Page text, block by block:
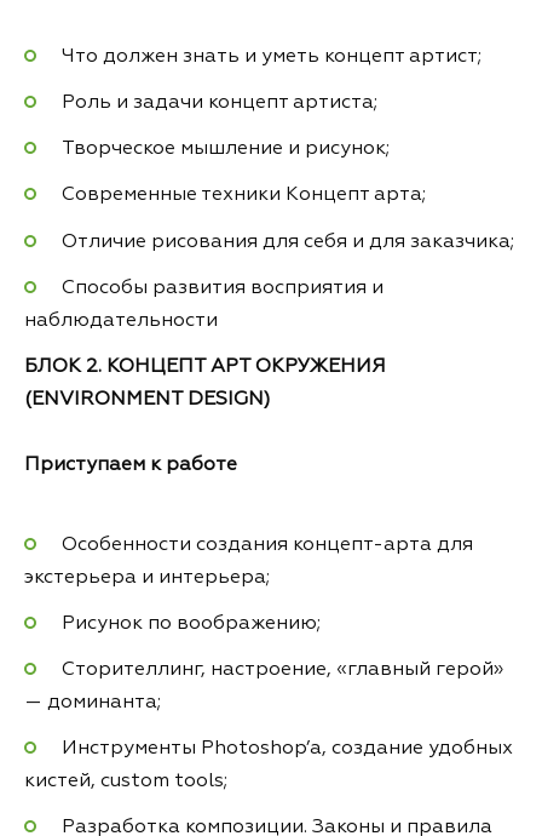
Что должен знать и уметь концепт артист;
Роль и задачи концепт артиста;
Творческое мышление и рисунок;
Современные техники Концепт арта;
Отличие рисования для себя и для заказчика;
Способы развития восприятия и
наблюдательности
БЛОК 2. КОНЦЕПТ АРТ ОКРУЖЕНИЯ
(ENVIRONMENT DESIGN)
Приступаем к работе
Особенности создания концепт-арта для
экстерьера и интерьера;
Рисунок по воображению;
Сторителлинг, настроение, «главный герой»
— доминанта;
Инструменты Photoshop’а, создание удобных
кистей, custom tools;
Разработка композиции. Законы и правила